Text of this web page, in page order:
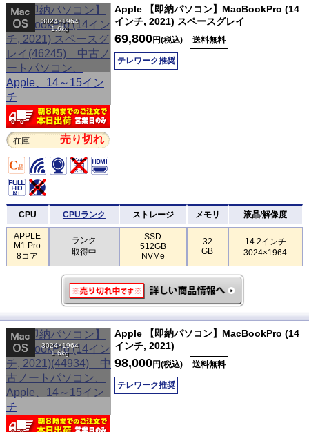
3024×1964
1.6kg
在庫 売り切れ
Apple 【即納パソコン】MacBookPro (14
インチ, 2021) スペースグレイ
69,800円(税込) 送料無料
テレワーク推奨
CPU CPUランク ストレージ メモリ 液晶/解像度
APPLE
M1 Pro
8コア
ランク
取得中
SSD
512GB
NVMe
32
GB
14.2インチ
3024×1964
3024×1964
1.6kg
Apple 【即納パソコン】MacBookPro (14
インチ, 2021)
98,000円(税込) 送料無料
テレワーク推奨